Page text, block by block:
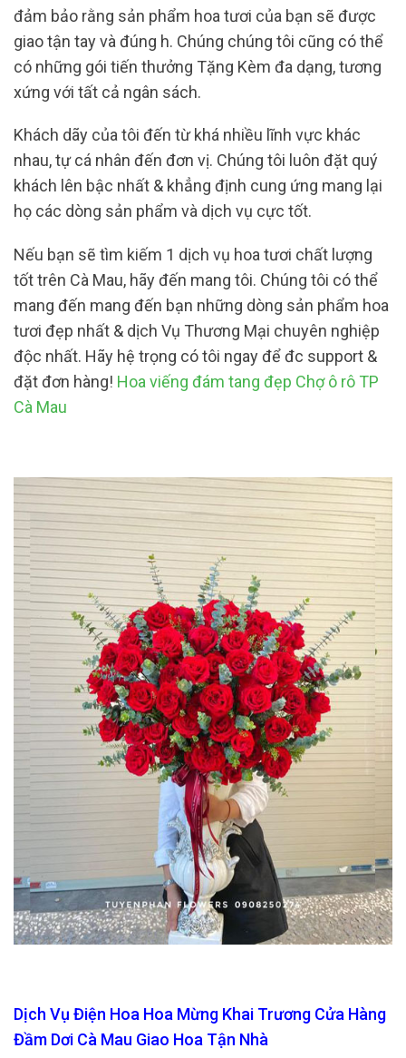
đảm bảo rằng sản phẩm hoa tươi của bạn sẽ được
giao tận tay và đúng h. Chúng chúng tôi cũng có thể
có những gói tiến thưởng Tặng Kèm đa dạng, tương
xứng với tất cả ngân sách.
Khách dãy của tôi đến từ khá nhiều lĩnh vực khác
nhau, tự cá nhân đến đơn vị. Chúng tôi luôn đặt quý
khách lên bậc nhất & khẳng định cung ứng mang lại
họ các dòng sản phẩm và dịch vụ cực tốt.
Nếu bạn sẽ tìm kiếm 1 dịch vụ hoa tươi chất lượng
tốt trên Cà Mau, hãy đến mang tôi. Chúng tôi có thể
mang đến mang đến bạn những dòng sản phẩm hoa
tươi đẹp nhất & dịch Vụ Thương Mại chuyên nghiệp
độc nhất. Hãy hệ trọng có tôi ngay để đc support &
đặt đơn hàng! Hoa viếng đám tang đẹp Chợ ô rô TP
Cà Mau
Dịch Vụ Điện Hoa Hoa Mừng Khai Trương Cửa Hàng
Đầm Dơi Cà Mau Giao Hoa Tận Nhà